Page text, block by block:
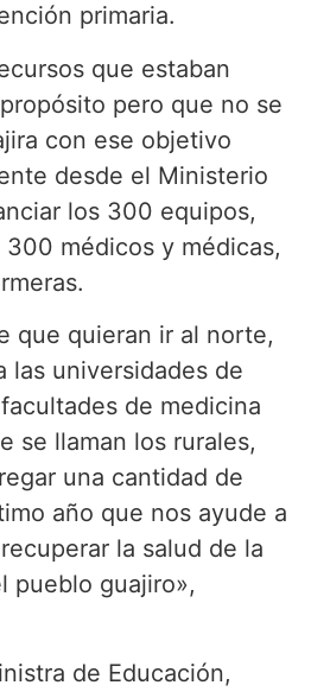
primaria.
que estaban
pero que no se
con ese objetivo
desde el Ministerio
los 300 equipos,
médicos y médicas,
que quieran ir al norte,
las universidades de
de medicina
se llaman los rurales,
una cantidad de
año que nos ayude a
la salud de la
pueblo guajiro»,
de Educación,